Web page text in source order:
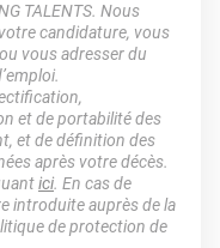
TALENTS. Nous
candidature, vous
vous adresser du
et de portabilité des
et de définition des
après votre décès.
ici. En cas de
introduite auprès de la
de protection de